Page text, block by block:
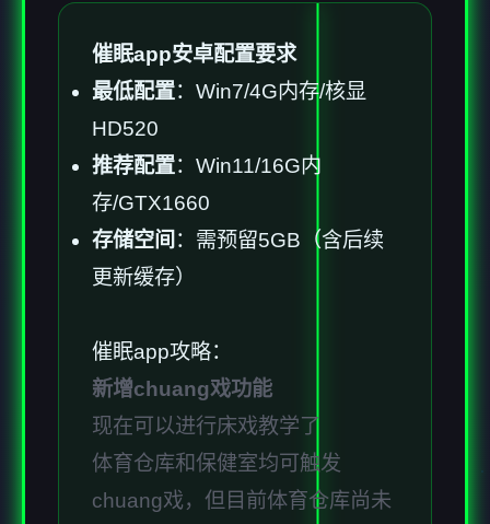
催眠app安卓配置要求
​最低配置​​：Win7/4G内存/核显
HD520
​推荐配置​​：Win11/16G内
存/GTX1660
​存储空间​ ​：需预留5GB（含后续
更新缓存）
催眠app攻略：
新增chuang戏功能
现在可以进行床戏教学了
体育仓库和保健室均可触发
chuang戏，但目前体育仓库尚未